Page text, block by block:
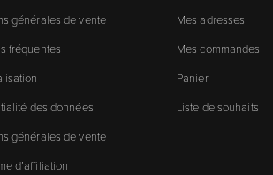
générales de vente
fréquentes
des données
générales de vente
d’affiliation
Mes adresses
Mes commandes
Panier
Liste de souhaits